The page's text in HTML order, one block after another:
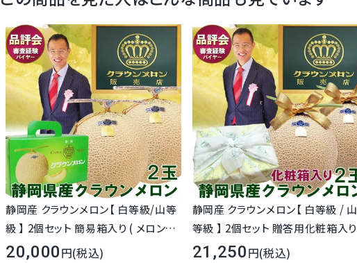
静岡産 クラウンメロン【 白等級/山等
級 】 2個セット 簡易箱入り ( メロン専
用箱 ) 大玉サイズ 1.45kg前後フルー
20,000 (税込)
静岡産 クラウンメロン【 白等級 / 山
等級 】 2個セット 贈答用化粧箱入り
大玉サイズ 1.45kg前後 フルーツ 果
21,250 (税込)